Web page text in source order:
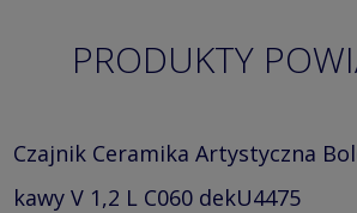
PRODUKTY
Czajnik Ceramika Artystyczna
kawy V 1,2 L C060 dekU4475